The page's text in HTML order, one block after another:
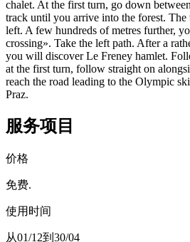
chalet. At the first turn, go down
track until you arrive into the forest. The
left. A few hundreds of metres further,
crossing». Take the left path. After a
you will discover Le Freney hamlet.
at the first turn, follow straight on
reach the road leading to the Olympic
Praz.
服务项目
价格
免费.
使用时间
从01/12到30/04